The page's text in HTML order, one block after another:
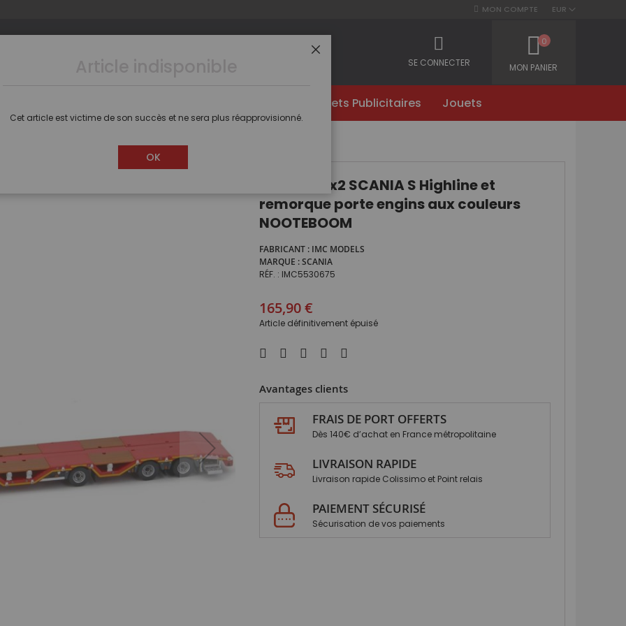
EUR
MON COMPTE
MON PANIER
0
SE CONNECTER
Objets Publicitaires Jouets
6x2 SCANIA S Highline et remorque porte engins aux couleurs NOOTEBOOM
Camion 6x2 SCANIA S Highline et
remorque porte engins aux couleurs
NOOTEBOOM
FABRICANT
IMC MODELS
MARQUE SCANIA
RÉF.
IMC5530675
165,90 €
Article définitivement épuisé
Avantages clients
FRAIS DE PORT OFFERTS
Dès 140€ d’achat en France métropolitaine
LIVRAISON RAPIDE
Livraison rapide Colissimo et Point relais
PAIEMENT SÉCURISÉ
Sécurisation de vos paiements
Cet article est victime de son succès et ne sera plus réapprovisionné.
OK